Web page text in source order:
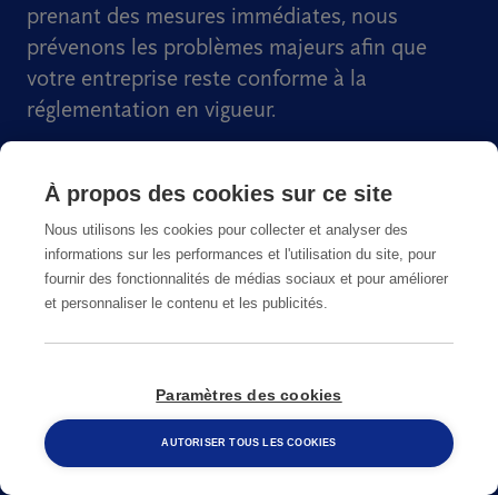
prenant des mesures immédiates, nous
prévenons les problèmes majeurs afin que
votre entreprise reste conforme à la
réglementation en vigueur.
Respectueux de l'environnement
Sans poison
Professionnel et discret
À propos des cookies sur ce site
Nous utilisons les cookies pour collecter et analyser des
informations sur les performances et l'utilisation du site, pour
fournir des fonctionnalités de médias sociaux et pour améliorer
et personnaliser le contenu et les publicités.
Paramètres des cookies
AUTORISER TOUS LES COOKIES